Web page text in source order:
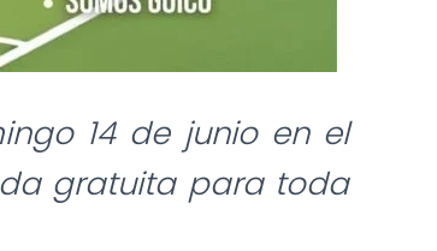
14 de junio en el
gratuita para toda